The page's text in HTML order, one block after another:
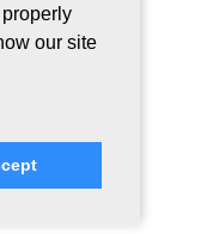
our site